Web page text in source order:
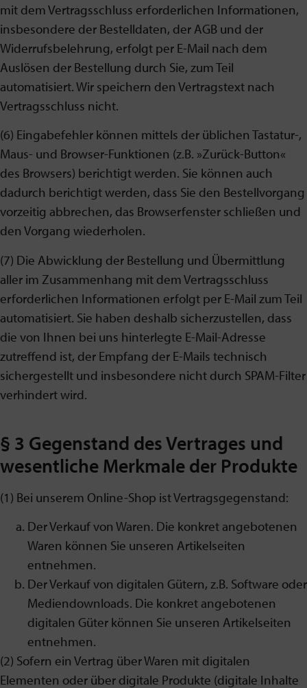
mit dem Vertragsschluss erforderlichen Informationen,
insbesondere der Bestelldaten, der AGB und der
Widerrufsbelehrung, erfolgt per E-Mail nach dem
Auslösen der Bestellung durch Sie, zum Teil
automatisiert. Wir speichern den Vertragstext nach
Vertragsschluss nicht.
(6) Eingabefehler können mittels der üblichen Tastatur-,
Maus- und Browser-Funktionen (z.B. »Zurück-Button«
des Browsers) berichtigt werden. Sie können auch
dadurch berichtigt werden, dass Sie den Bestellvorgang
vorzeitig abbrechen, das Browserfenster schließen und
den Vorgang wiederholen.
(7) Die Abwicklung der Bestellung und Übermittlung
aller im Zusammenhang mit dem Vertragsschluss
erforderlichen Informationen erfolgt per E-Mail zum Teil
automatisiert. Sie haben deshalb sicherzustellen, dass
die von Ihnen bei uns hinterlegte E-Mail-Adresse
zutreffend ist, der Empfang der E-Mails technisch
sichergestellt und insbesondere nicht durch SPAM-Filter
verhindert wird.
§ 3 Gegenstand des Vertrages und
wesentliche Merkmale der Produkte
(1) Bei unserem Online-Shop ist Vertragsgegenstand:
Der Verkauf von Waren. Die konkret angebotenen
Waren können Sie unseren Artikelseiten
entnehmen.
Der Verkauf von digitalen Gütern, z.B. Software oder
Mediendownloads. Die konkret angebotenen
digitalen Güter können Sie unseren Artikelseiten
entnehmen.
(2) Sofern ein Vertrag über Waren mit digitalen
Elementen oder über digitale Produkte (digitale Inhalte